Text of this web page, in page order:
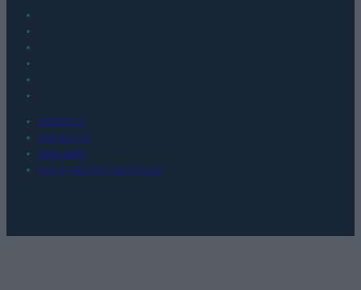
KONTAKT
REDAKCJA
REKLAMA
POLITYKA PRYWATNOŚCI